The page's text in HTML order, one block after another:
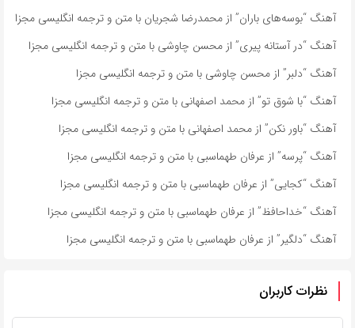
آهنگ “بوسه‌های باران” از محمدرضا شجریان با متن و ترجمه انگلیسی مجزا
آهنگ “در آستانه پیری” از محسن چاوشی با متن و ترجمه انگلیسی مجزا
آهنگ “دلبر” از محسن چاوشی با متن و ترجمه انگلیسی مجزا
آهنگ “با شوق تو” از محمد اصفهانی با متن و ترجمه انگلیسی مجزا
آهنگ “باور نکن” از محمد اصفهانی با متن و ترجمه انگلیسی مجزا
آهنگ “پرسه” از عرفان طهماسبی با متن و ترجمه انگلیسی مجزا
آهنگ “کجایی” از عرفان طهماسبی با متن و ترجمه انگلیسی مجزا
آهنگ “خداحافظ” از عرفان طهماسبی با متن و ترجمه انگلیسی مجزا
آهنگ “دلگیر” از عرفان طهماسبی با متن و ترجمه انگلیسی مجزا
نظرات کاربران